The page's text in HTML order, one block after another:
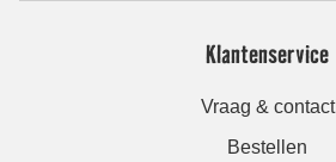
Klantenservice
Vraag & contact
Bestellen